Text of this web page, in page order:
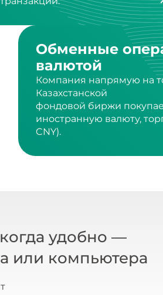
Обменные
валютой
Компания напрямую на
Казахстанской
фондовой биржи
иностранную валюту,
CNY).
удобно —
или компьютера